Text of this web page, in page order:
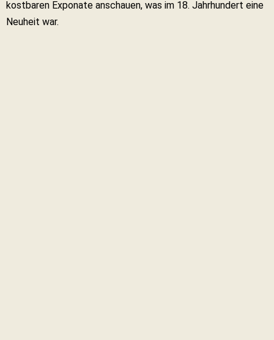
kostbaren Exponate anschauen, was im 18. Jahrhundert eine
Neuheit war.